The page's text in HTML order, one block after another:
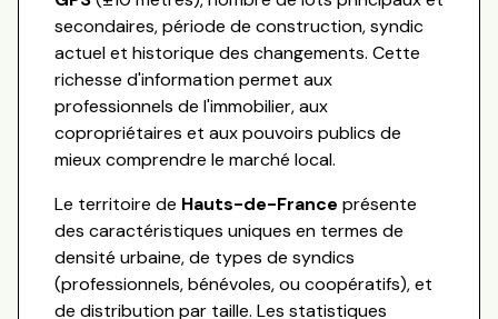
secondaires, période de construction, syndic
actuel et historique des changements. Cette
richesse d'information permet aux
professionnels de l'immobilier, aux
copropriétaires et aux pouvoirs publics de
mieux comprendre le marché local.
Le territoire de Hauts-de-France présente
des caractéristiques uniques en termes de
densité urbaine, de types de syndics
(professionnels, bénévoles, ou coopératifs), et
de distribution par taille. Les statistiques